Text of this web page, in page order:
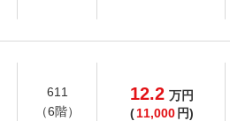
611
（6階）
12.2 万円
( 11,000 円)